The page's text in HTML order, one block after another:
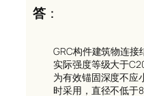
答：
GRC构件建筑物连接
实际强度等级大于
为有效锚固深度不应
时采用，直径不低于